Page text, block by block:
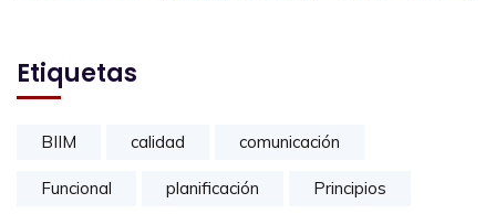
Etiquetas
BIIM calidad comunicación
Funcional planificación Principios